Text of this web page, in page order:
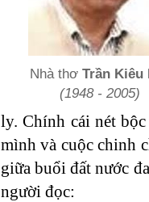
Nhà thơ Trần Kiêu
(1948 - 2005)
ly. Chính cái nét
mình và cuộc chinh
giữa buổi đất nước
người đọc: